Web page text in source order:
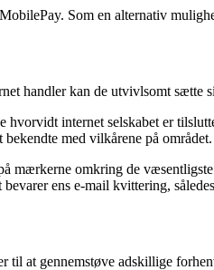
Som en alternativ
handler kan de utvivlsomt sætte
hvorvidt internet selskabet er
med vilkårene på
mærkerne omkring de
bevarer ens e-mail kvittering,
til at gennemstøve adskillige